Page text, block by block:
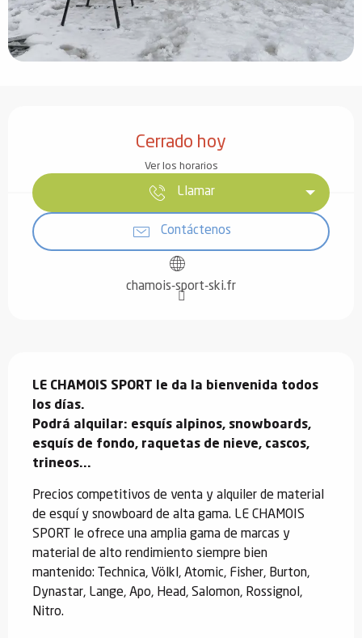
Cerrado hoy
Ver los horarios
Llamar
Contáctenos
chamois-sport-ski.fr
LE CHAMOIS SPORT le da la bienvenida todos
los días.
Podrá alquilar: esquís alpinos, snowboards,
esquís de fondo, raquetas de nieve, cascos,
trineos...
Precios competitivos de venta y alquiler de material
de esquí y snowboard de alta gama. LE CHAMOIS
SPORT le ofrece una amplia gama de marcas y
material de alto rendimiento siempre bien
mantenido: Technica, Völkl, Atomic, Fisher, Burton,
Dynastar, Lange, Apo, Head, Salomon, Rossignol,
Nitro.